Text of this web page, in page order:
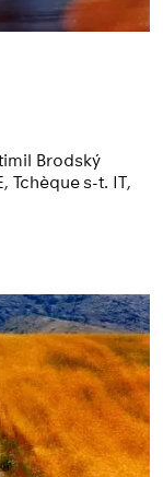
Brodský
, Tchèque s-t. IT,